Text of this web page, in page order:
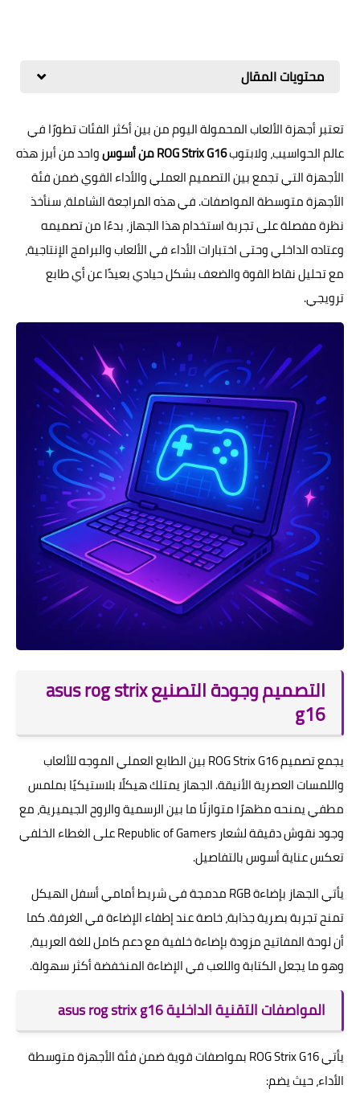
محتويات المقال
تعتبر أجهزة الألعاب المحمولة اليوم من بين أكثر الفئات تطورًا في
عالم الحواسيب، ولابتوبROG Strix G16 من أسوس
واحد من أبرز هذه
الأجهزة التي تجمع بين التصميم العملي والأداء القوي ضمن فئة
الأجهزة متوسطة المواصفات. في هذه المراجعة الشاملة، سنأخذ
نظرة مفصلة على تجربة استخدام هذا الجهاز، بدءًا من تصميمه
وعتاده الداخلي وحتى اختبارات الأداء في الألعاب والبرامج الإنتاجية،
مع تحليل نقاط القوة والضعف بشكل حيادي بعيدًا عن أي طابع
ترويجي.
التصميم وجودة التصنيع asus rog strix
g16
يجمع تصميم ROG Strix G16 بين الطابع العملي الموجه للألعاب
واللمسات العصرية الأنيقة. الجهاز يمتلك هيكلًا بلاستيكيًا بملمس
مطفي يمنحه مظهرًا متوازنًا ما بين الرسمية والروح الجيميرية، مع
وجود نقوش دقيقة لشعار Republic of Gamers على الغطاء الخلفي
تعكس عناية أسوس بالتفاصيل.
يأتي الجهاز بإضاءة RGB مدمجة في شريط أمامي أسفل الهيكل
تمنح تجربة بصرية جذابة، خاصة عند إطفاء الإضاءة في الغرفة. كما
أن لوحة المفاتيح مزودة بإضاءة خلفية مع دعم كامل للغة العربية،
وهو ما يجعل الكتابة واللعب في الإضاءة المنخفضة أكثر سهولة.
المواصفات التقنية الداخلية asus rog strix g16
يأتي ROG Strix G16 بمواصفات قوية ضمن فئة الأجهزة متوسطة
الأداء، حيث يضم: